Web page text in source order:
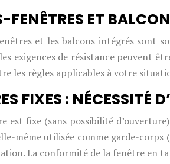
FENÊTRES ET
et les balcons intégrés sont
exigences de résistance peuvent
les règles applicables à votre
FIXES : NÉCESSITÉ
est fixe (sans possibilité
même utilisée comme garde-corps
La conformité de la fenêtre en